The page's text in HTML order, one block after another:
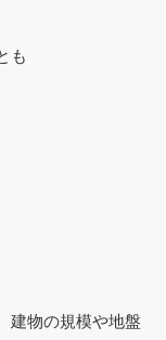
も
建物の規模や地盤